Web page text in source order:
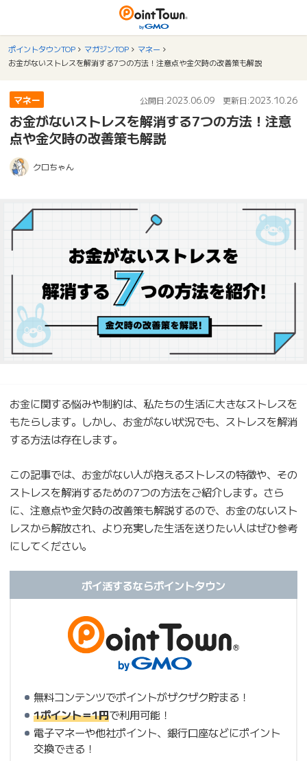
ポイントタウンTOP マガジンTOP
マネー
お金がないストレスを解消する7つの方法！注意点や金欠時の改善策も解説
マネー 公開日:2023.06.09 更新日:2023.10.26
お金がないストレスを解消する7つの方法！注意
点や金欠時の改善策も解説
クロちゃん
お金に関する悩みや制約は、私たちの生活に大きなストレスを
もたらします。しかし、お金がない状況でも、ストレスを解消
する方法は存在します。
この記事では、お金がない人が抱えるストレスの特徴や、その
ストレスを解消するための7つの方法をご紹介します。さら
に、注意点や金欠時の改善策も解説するので、お金のないスト
レスから解放され、より充実した生活を送りたい人はぜひ参考
にしてください。
ポイ活するならポイントタウン
無料コンテンツでポイントがザクザク貯まる！
1ポイント＝1円で利用可能！
電子マネーや他社ポイント、銀行口座などにポイント
交換できる！